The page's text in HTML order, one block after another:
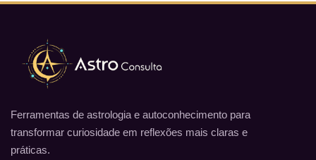
Ferramentas de astrologia e autoconhecimento para
transformar curiosidade em reflexões mais claras e
práticas.